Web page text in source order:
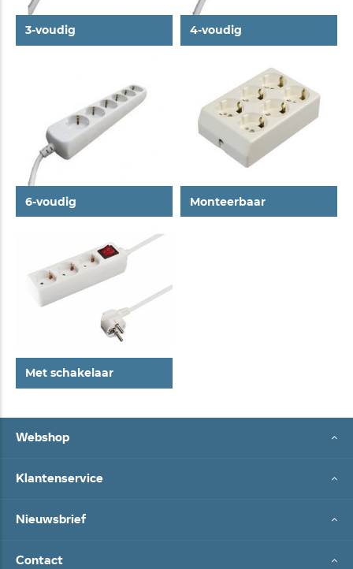
3-voudig 4-voudig
6-voudig Monteerbaar
Met schakelaar
Webshop
Klantenservice
Nieuwsbrief
Contact